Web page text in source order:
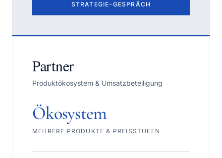
STRATEGIE-GESPRÄCH
Partner
Produktökosystem & Umsatzbeteiligung
Ökosystem
MEHRERE PRODUKTE & PREISSTUFEN